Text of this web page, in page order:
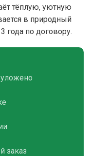
тёплую, уютную
в природный
года по договору.
заказ